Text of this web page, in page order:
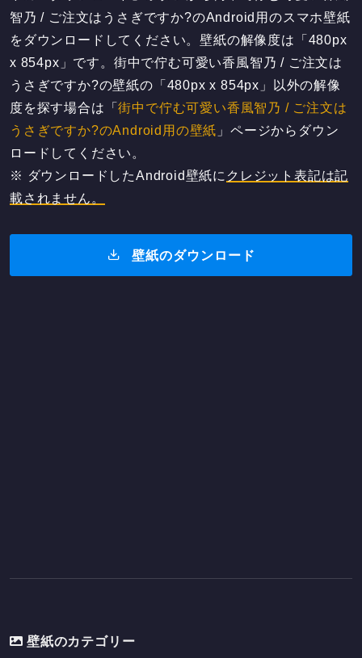
智乃 / ご注文はうさぎですか?のAndroid用のスマホ壁紙
をダウンロードしてください。壁紙の解像度は「480px
x 854px」です。街中で佇む可愛い香風智乃 / ご注文は
うさぎですか?の壁紙の「480px x 854px」以外の解像
度を探す場合は「街中で佇む可愛い香風智乃 / ご注文は
うさぎですか?のAndroid用の壁紙 」ページからダウン
ロードしてください。
※ ダウンロードしたAndroid壁紙に クレジット表記は記
載されません。
壁紙のダウンロード
壁紙のカテゴリー